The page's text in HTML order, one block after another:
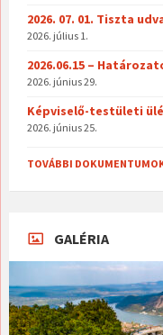
2026. 07. 01. Tiszta
2026. július 1.
2026.06.15 –
2026. június 29.
Képviselő-testületi
2026. június 25.
TOVÁBBI
GALÉRIA